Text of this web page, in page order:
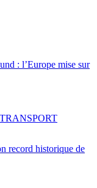
: l’Europe mise sur
record historique de